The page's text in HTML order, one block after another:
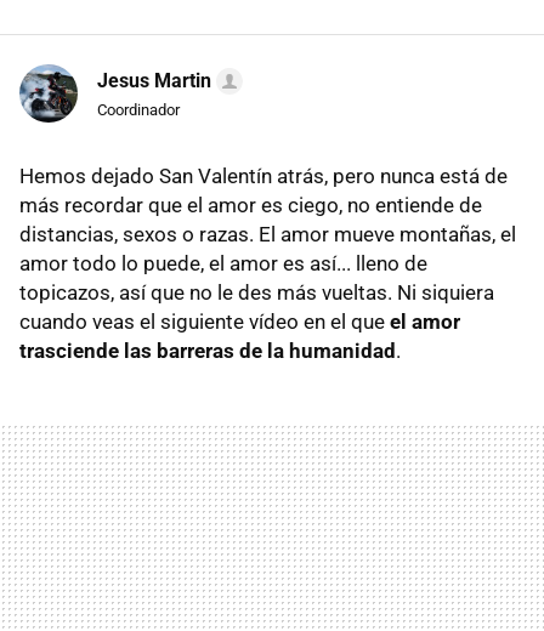
Jesus Martin
Coordinador
Hemos dejado San Valentín atrás, pero nunca está de
más recordar que el amor es ciego, no entiende de
distancias, sexos o razas. El amor mueve montañas, el
amor todo lo puede, el amor es así... lleno de
topicazos, así que no le des más vueltas. Ni siquiera
cuando veas el siguiente vídeo en el que el amor
trasciende las barreras de la humanidad.